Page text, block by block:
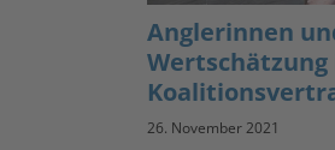
Anglerinnen
Wertschätzung
26. November 2021